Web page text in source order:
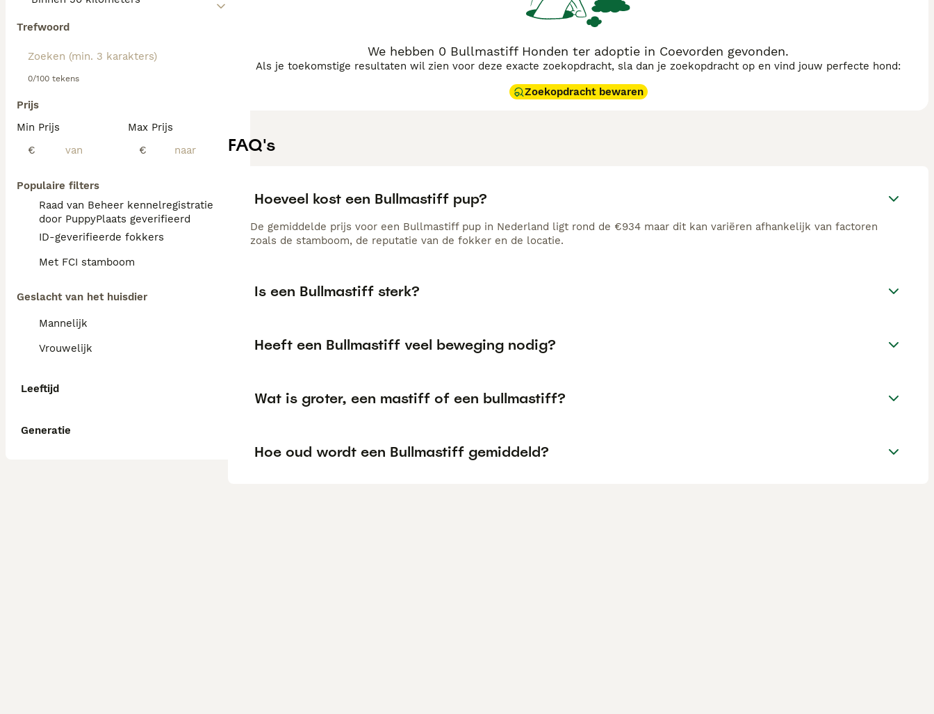
Trefwoord
0/100 tekens
Prijs
Min Prijs
€
Max Prijs
€
Populaire filters
Raad van Beheer kennelregistratie
door PuppyPlaats geverifieerd
ID-geverifieerde fokkers
Met FCI stamboom
Geslacht van het huisdier
Mannelijk
Vrouwelijk
Leeftijd
Generatie
We hebben 0 Bullmastiff Honden ter adoptie in Coevorden gevonden.
Als je toekomstige resultaten wil zien voor deze exacte zoekopdracht, sla dan je zoekopdracht op en vind jouw perfecte hond:
Zoekopdracht bewaren
FAQ's
Hoeveel kost een Bullmastiff pup?
De gemiddelde prijs voor een Bullmastiff pup in Nederland ligt rond de €934 maar dit kan variëren afhankelijk van factoren
zoals de stamboom, de reputatie van de fokker en de locatie.
Is een Bullmastiff sterk?
Heeft een Bullmastiff veel beweging nodig?
Wat is groter, een mastiff of een bullmastiff?
Hoe oud wordt een Bullmastiff gemiddeld?